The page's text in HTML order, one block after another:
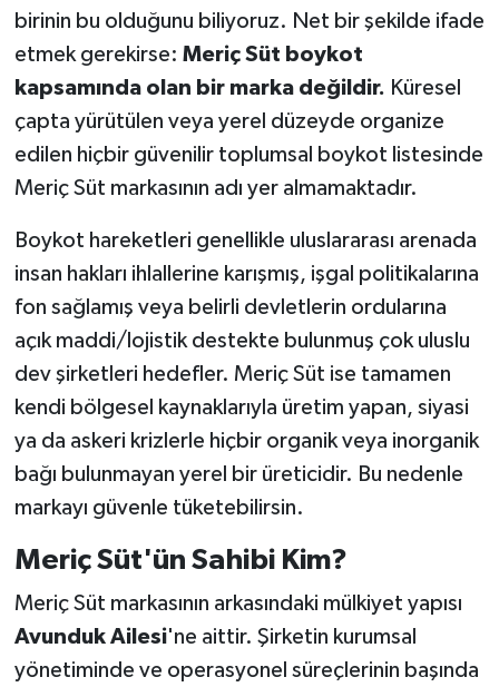
birinin bu olduğunu biliyoruz. Net bir şekilde ifade
etmek gerekirse: Meriç Süt boykot
kapsamında olan bir marka değildir. Küresel
çapta yürütülen veya yerel düzeyde organize
edilen hiçbir güvenilir toplumsal boykot listesinde
Meriç Süt markasının adı yer almamaktadır.
Boykot hareketleri genellikle uluslararası arenada
insan hakları ihlallerine karışmış, işgal politikalarına
fon sağlamış veya belirli devletlerin ordularına
açık maddi/lojistik destekte bulunmuş çok uluslu
dev şirketleri hedefler. Meriç Süt ise tamamen
kendi bölgesel kaynaklarıyla üretim yapan, siyasi
ya da askeri krizlerle hiçbir organik veya inorganik
bağı bulunmayan yerel bir üreticidir. Bu nedenle
markayı güvenle tüketebilirsin.
Meriç Süt'ün Sahibi Kim?
Meriç Süt markasının arkasındaki mülkiyet yapısı
Avunduk Ailesi'ne aittir. Şirketin kurumsal
yönetiminde ve operasyonel süreçlerinin başında